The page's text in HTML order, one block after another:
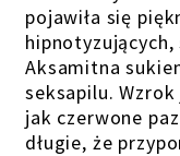
pojawiła się
Aksamitna
seksapilu.
jak czerwone
długie, że